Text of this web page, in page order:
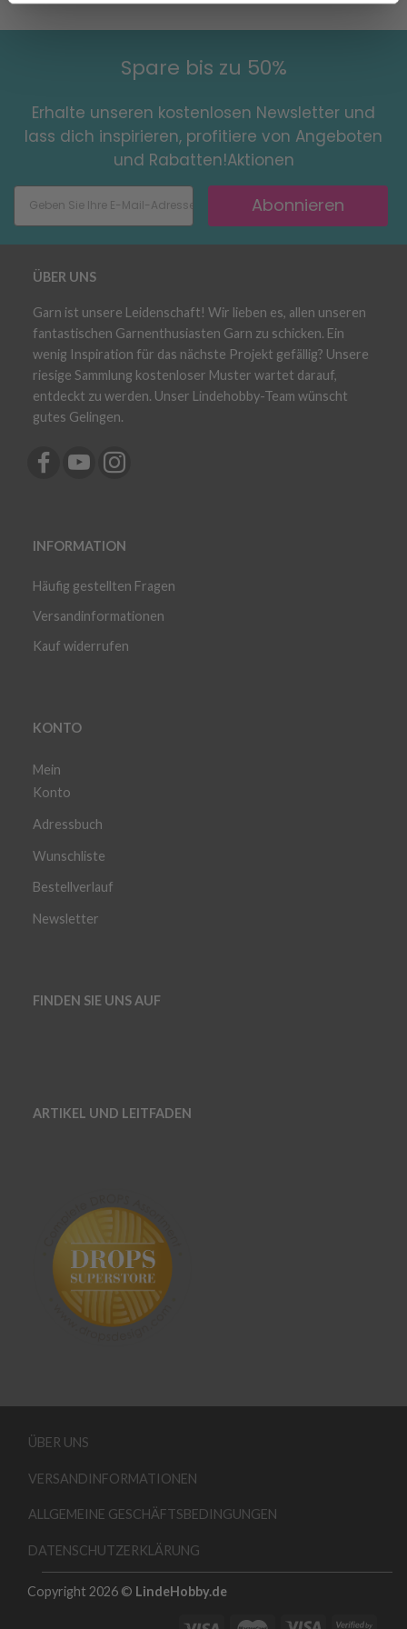
Spare bis zu 50%
Erhalte unseren kostenlosen Newsletter und
lass dich inspirieren, profitiere von Angeboten
und Rabatten!Aktionen
Abonnieren
ÜBER UNS
Garn ist unsere Leidenschaft! Wir lieben es, allen unseren
fantastischen Garnenthusiasten Garn zu schicken. Ein
wenig Inspiration für das nächste Projekt gefällig? Unsere
riesige Sammlung kostenloser Muster wartet darauf,
entdeckt zu werden. Unser Lindehobby-Team wünscht
gutes Gelingen.
INFORMATION
Häufig gestellten Fragen
Versandinformationen
Kauf widerrufen
KONTO
Mein
Konto
Adressbuch
Wunschliste
Bestellverlauf
Newsletter
FINDEN SIE UNS AUF
ARTIKEL UND LEITFADEN
ÜBER UNS
VERSANDINFORMATIONEN
ALLGEMEINE GESCHÄFTSBEDINGUNGEN
DATENSCHUTZERKLÄRUNG
Copyright 2026 © LindeHobby.de